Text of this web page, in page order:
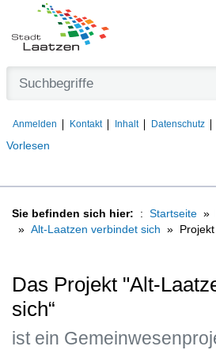
Vorlesen
Anmelden Kontakt Inhalt Datenschutz
Sie befinden sich hier: Startseite
Alt-Laatzen verbindet sich
Projekt
Das Projekt "Alt-
sich“
ist ein